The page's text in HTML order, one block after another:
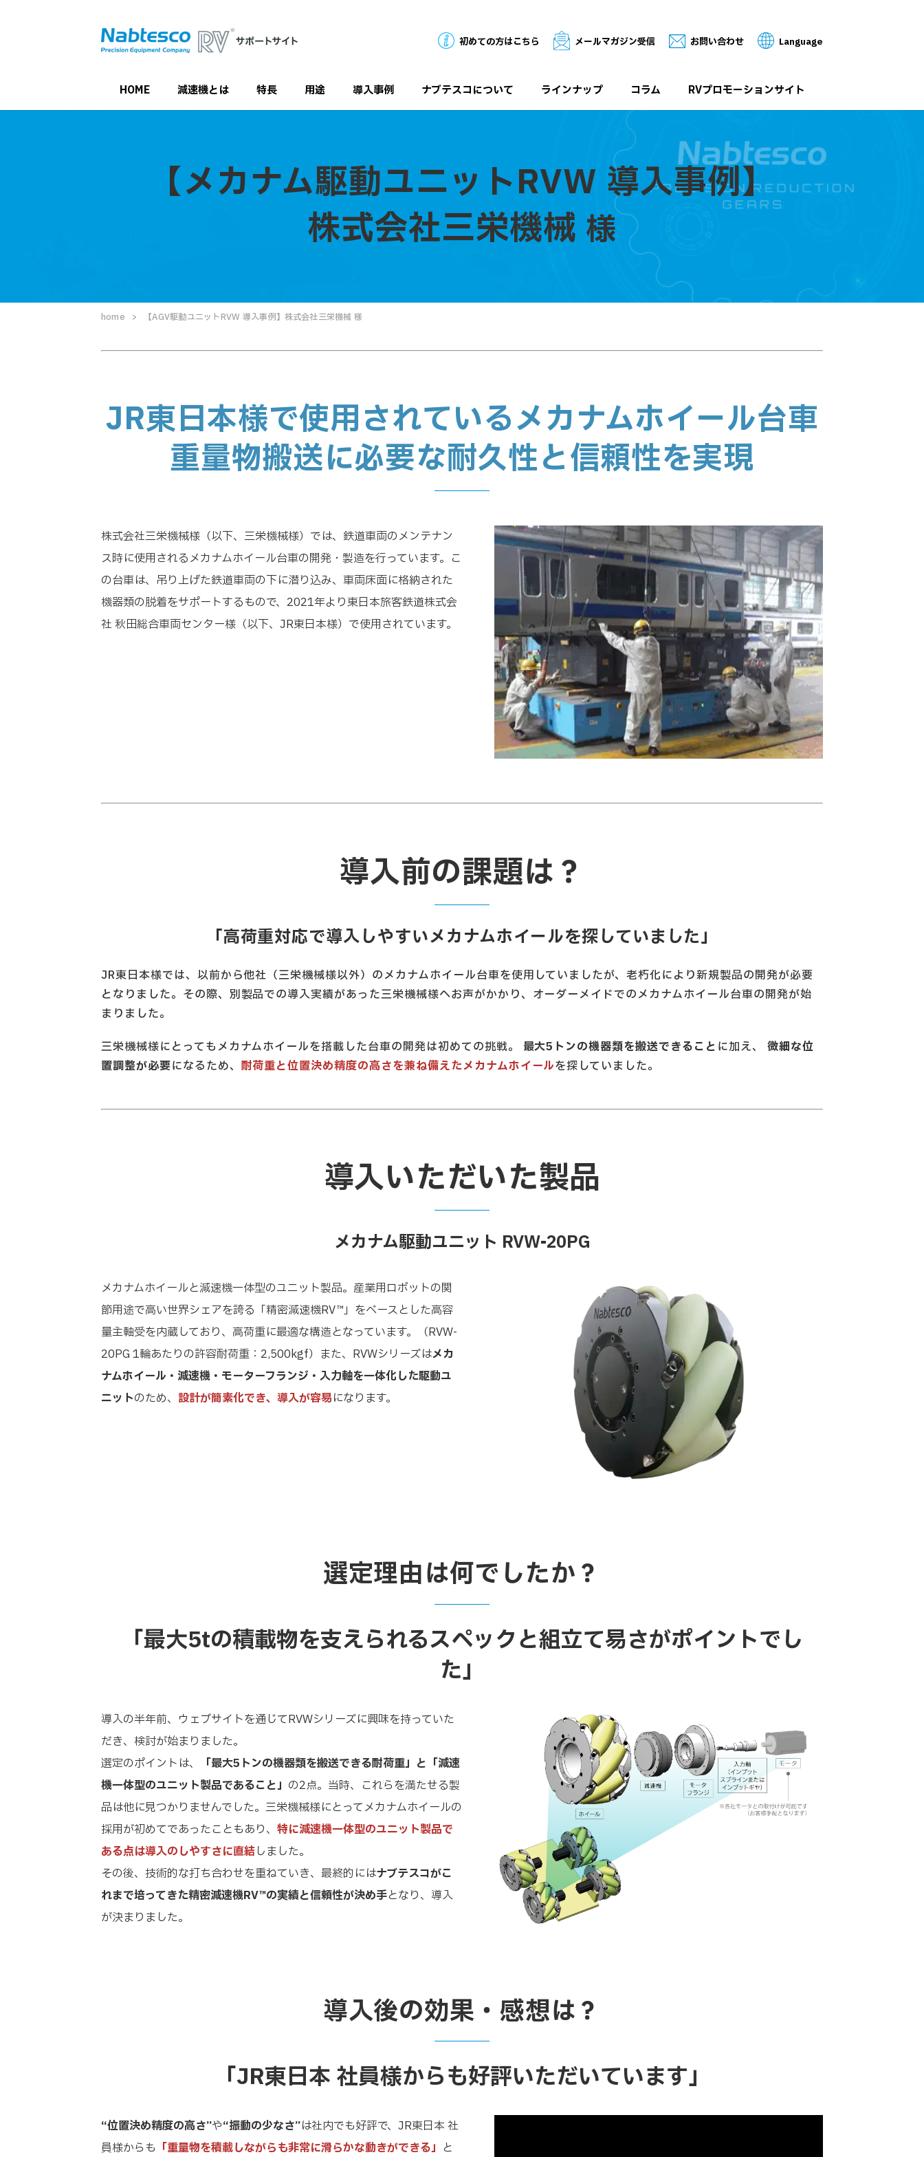
初めての方はこちら メールマガジン受信 お問い合わせ Language
HOME 減速機とは 特長 用途 導入事例 ナブテスコについて ラインナップ コラム RVプロモーションサイト
【メカナム駆動ユニットRVW 導入事例】
株式会社三栄機械 様
home 【AGV駆動ユニットRVW 導入事例】株式会社三栄機械 様
JR東日本様で使用されているメカナムホイール台車
重量物搬送に必要な耐久性と信頼性を実現
株式会社三栄機械様（以下、三栄機械様）では、鉄道車両のメンテナン
ス時に使用されるメカナムホイール台車の開発・製造を行っています。こ
の台車は、吊り上げた鉄道車両の下に潜り込み、車両床面に格納された
機器類の脱着をサポートするもので、2021年より東日本旅客鉄道株式会
社 秋田総合車両センター様（以下、JR東日本様）で使用されています。
導入前の課題は？
「高荷重対応で導入しやすいメカナムホイールを探していました」
JR東日本様では、以前から他社（三栄機械様以外）のメカナムホイール台車を使用していましたが、老朽化により新規製品の開発が必要
となりました。その際、別製品での導入実績があった三栄機械様へお声がかかり、オーダーメイドでのメカナムホイール台車の開発が始
まりました。
三栄機械様にとってもメカナムホイールを搭載した台車の開発は初めての挑戦。 最大5トンの機器類を搬送できること に加え、 微細な位
置調整が必要になるため、 耐荷重と位置決め精度の高さを兼ね備えたメカナムホイールを探していました。
導入いただいた製品
メカナム駆動ユニット RVW-20PG
メカナムホイールと減速機一体型のユニット製品。産業用ロボットの関
節用途で高い世界シェアを誇る「精密減速機RV™」をベースとした高容
量主軸受を内蔵しており、高荷重に最適な構造となっています。（RVW-
20PG 1輪あたりの許容耐荷重：2,500kgf）また、RVWシリーズはメカ
ナムホイール・減速機・モーターフランジ・入力軸を一体化した駆動ユ
ニットのため、 設計が簡素化でき、導入が容易になります。
選定理由は何でしたか？
「最大5tの積載物を支えられるスペックと組立て易さがポイントでし
た」
導入の半年前、ウェブサイトを通じてRVWシリーズに興味を持っていた
だき、検討が始まりました。
選定のポイントは、
「最大5トンの機器類を搬送できる耐荷重」と「減速
機一体型のユニット製品であること」 の2点。当時、これらを満たせる製
品は他に見つかりませんでした。三栄機械様にとってメカナムホイールの
採用が初めてであったこともあり、 特に減速機一体型のユニット製品で
ある点は導入のしやすさに直結しました。
その後、技術的な打ち合わせを重ねていき、最終的にはナブテスコがこ
れまで培ってきた精密減速機RV™の実績と信頼性が決め手となり、導入
が決まりました。
導入後の効果・感想は？
「JR東日本 社員様からも好評いただいています」
“位置決め精度の高さ”や“振動の少なさ”は社内でも好評で、JR東日本 社
員様からも 「重量物を積載しながらも非常に滑らかな動きができる」 と